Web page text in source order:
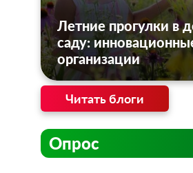
Летние прогулки в
саду:
организации
Читать блоги
Опрос